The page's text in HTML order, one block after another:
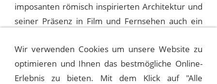
imposanten römisch inspirierten Architektur und
seiner Präsenz in Film und Fernsehen auch ein
Wir verwenden Cookies um unsere Website zu
optimieren und Ihnen das bestmögliche Online-
Erlebnis zu bieten. Mit dem Klick auf "Alle